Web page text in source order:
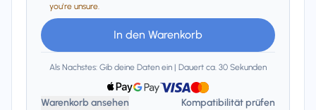
you're unsure.
In den Warenkorb
Als Nachstes: Gib deine Daten ein | Dauert ca. 30 Sekunden
Warenkorb ansehen
Kompatibilität prüfen